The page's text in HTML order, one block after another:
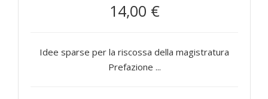
14,00 €
Idee sparse per la riscossa della magistratura
Prefazione ...